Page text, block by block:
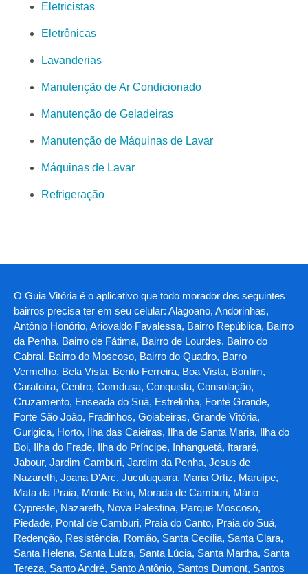
Eletricistas
Eletrônicas
Lavanderias
Manutenção de Ar Condicionado
Manutenção de Geladeiras
Manutenção de Máquinas de Lavar
Máquinas de Lavar
Refrigeração
O Guia Vitória é o aplicativo que todo morador dos seguintes
bairros precisa ter em seu celular: Alagoano, Andorinhas,
Antônio Honório, Ariovaldo Favalessa, Bairro República, Bairro
da Penha, Bairro de Fátima, Bairro de Lourdes, Bairro do
Cabral, Bairro do Moscoso, Bairro do Quadro, Barro
Vermelho, Bela Vista, Bento Ferreira, Boa Vista, Bonfim,
Caratoíra, Centro, Comdusa, Conquista, Consolação,
Cruzamento, Enseada do Suá, Estrelinha, Fonte Grande,
Forte São João, Fradinhos, Goiabeiras, Grande Vitória,
Gurigica, Horto, Ilha das Caieiras, Ilha de Santa Maria, Ilha do
Boi, Ilha do Frade, Ilha do Príncipe, Inhanguetá, Itararé,
Jabour, Jardim Camburi, Jardim da Penha, Jesus de
Nazareth, Joana D'Arc, Jucutuquara, Maria Ortiz, Maruípe,
Mata da Praia, Monte Belo, Morada de Camburi, Mário
Cypreste, Nazareth, Nova Palestina, Parque Moscoso,
Piedade, Pontal de Camburi, Praia do Canto, Praia do Suá,
Redenção, Resistência, Romão, Santa Cecília, Santa Clara,
Santa Helena, Santa Luíza, Santa Lúcia, Santa Martha, Santa
Tereza, Santo André, Santo Antônio, Santos Dumont, Santos